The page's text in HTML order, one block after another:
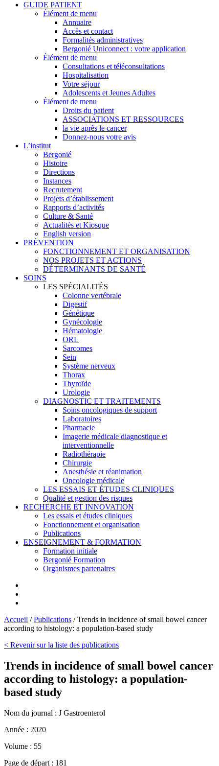
GUIDE PATIENT
Élément de menu
Annuaire
Accès et contact
Formalités administratives
Bergonié Uniconnect : votre application
Élément de menu
Consultations et téléconsultations
Hospitalisation
Votre séjour
Adolescents et Jeunes Adultes
Élément de menu
Droits du patient
ASSOCIATIONS ET RESSOURCES
la vie après le cancer
Donnez-nous votre avis
L’institut
Bergonié
Histoire
Directions
Instances
Recrutement
Projets d’établissement
Rapports d’activités
Culture & Santé
Actualités et Kiosque
English version
PRÉVENTION
FONCTIONNEMENT ET ORGANISATION
NOS PROJETS ET ACTIONS
DÉTERMINANTS DE SANTÉ
SOINS
LES SPÉCIALITÉS
Colonne vertébrale
Digestif
Génétique
Gynécologie
Hématologie
ORL
Sarcomes
Sein
Système nerveux
Thorax
Thyroïde
Urologie
DIAGNOSTIC ET TRAITEMENTS
Soins oncologiques de support
Laboratoires
Pharmacie
Imagerie médicale diagnostique et
interventionnelle
Radiothérapie
Chirurgie
Anesthésie et réanimation
Oncologie médicale
LES ESSAIS ET ÉTUDES CLINIQUES
Qualité et gestion des risques
RECHERCHE ET INNOVATION
Les essais et études cliniques
Fonctionnement et organisation
Publications
ENSEIGNEMENT & FORMATION
Formation initiale
Bergonié Formation
Organismes partenaires
Accueil /Publications /Trends in incidence of small bowel cancer
according to histology: a population-based study
< Revenir sur la liste des publications
Trends in incidence of small bowel cancer
according to histology: a population-
based study
Nom du journal : J Gastroenterol
Année : 2020
Volume : 55
Page de départ : 181